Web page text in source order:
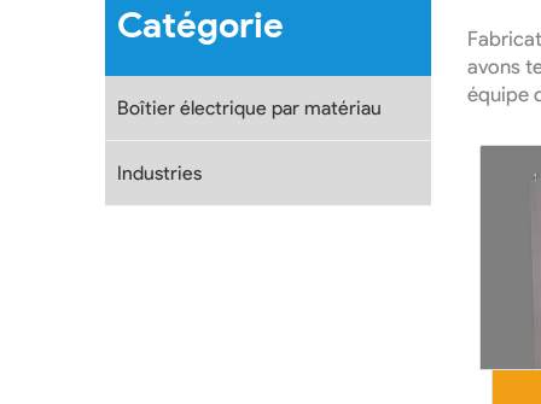
Catégorie
Boîtier électrique par matériau
Industries
avons
équipe